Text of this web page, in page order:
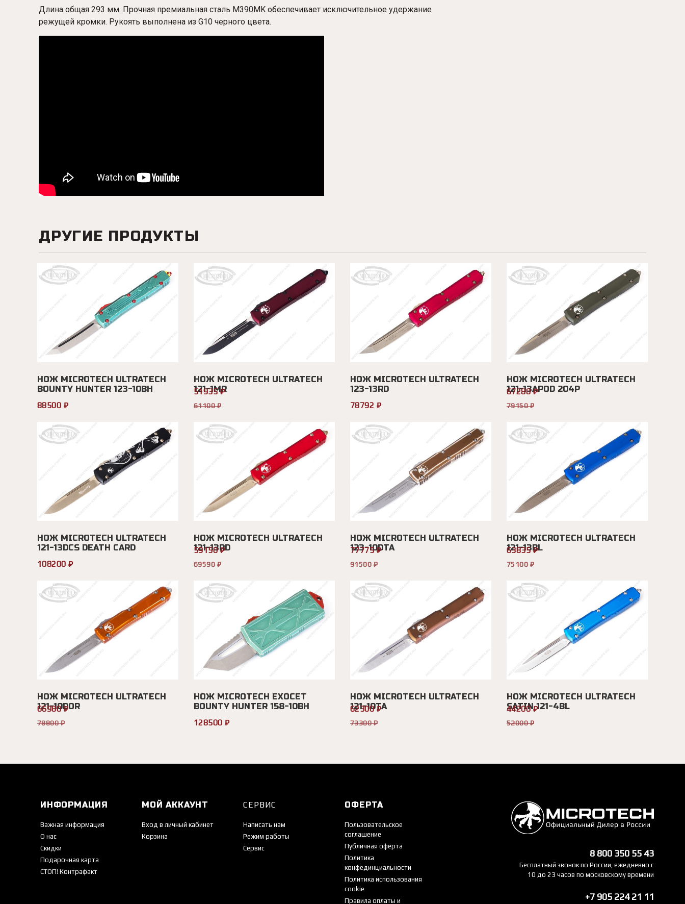
Длина общая 293 мм. Прочная премиальная сталь M390MK обеспечивает исключительное удержание
режущей кромки. Рукоять выполнена из G10 черного цвета.
ДРУГИЕ ПРОДУКТЫ
НОЖ MICROTECH ULTRATECH
BOUNTY HUNTER 123-10BH
88500 ₽
НОЖ MICROTECH ULTRATECH
121-1MR
51935 ₽
61100 ₽
НОЖ MICROTECH ULTRATECH
123-13RD
78792 ₽
НОЖ MICROTECH ULTRATECH
121-13APOD 204P
67280 ₽
79150 ₽
НОЖ MICROTECH ULTRATECH
121-13DCS DEATH CARD
108200 ₽
НОЖ MICROTECH ULTRATECH
121-13RD
59150 ₽
69590 ₽
НОЖ MICROTECH ULTRATECH
123-10DTA
77775 ₽
91500 ₽
НОЖ MICROTECH ULTRATECH
121-13BL
63835 ₽
75100 ₽
НОЖ MICROTECH ULTRATECH
121-10DOR
66980 ₽
78800 ₽
НОЖ MICROTECH EXOCET
BOUNTY HUNTER 158-10BH
128500 ₽
НОЖ MICROTECH ULTRATECH
121-10TA
62300 ₽
73300 ₽
НОЖ MICROTECH ULTRATECH
SATIN 121-4BL
44200 ₽
52000 ₽
ИНФОРМАЦИЯ
Важная информация
О нас
Скидки
Подарочная карта
СТОП! Контрафакт
МОЙ АККАУНТ
Вход в личный кабинет
Корзина
СЕРВИС
Написать нам
Режим работы
Сервис
ОФЕРТА
Пользовательское
соглашение
Публичная оферта
Политика
конфединциальности
Политика использования
cookie
Правила оплаты и
8 800 350 55 43
Бесплатный звонок по России, ежедневно с
10 до 23 часов по московскому времени
+7 905 224 21 11